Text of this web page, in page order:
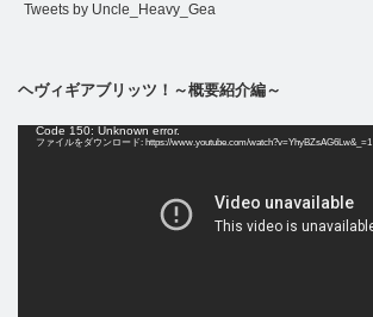
Tweets by Uncle_Heavy_Gea
ヘヴィギアブリッツ！～概要紹介編～
Code 150: Unknown error.
ファイルをダウンロード: https://www.youtube.com/watch?v=YhyBZsAG6Lw&_=1